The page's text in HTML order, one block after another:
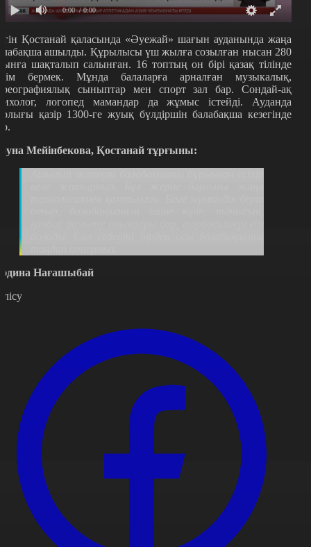
0:00 / 0:00
Қостанай қаласында «Әуежай» шағын ауданында жаңа
ашылды. Құрылысы үш жылға созылған нысан 280
шақталып салынған. 16 топтың он бірі қазақ тілінде
бермек. Мұнда балаларға арналған музыкалық,
сыныптар мен спорт зал бар. Сондай-ақ
логопед мамандар да жұмыс істейді. Ауданда
қазір 1300-ге жуық бүлдіршін балабақша кезегінде
Мейінбекова, Қостанай тұрғыны:
Нағашыбай